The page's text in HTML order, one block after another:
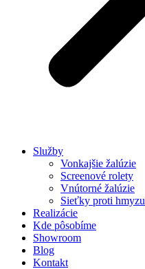
Služby
Vonkajšie žalúzie
Screenové rolety
Vnútorné žalúzie
Sieťky proti hmyzu
Realizácie
Kde pôsobíme
Showroom
Blog
Kontakt